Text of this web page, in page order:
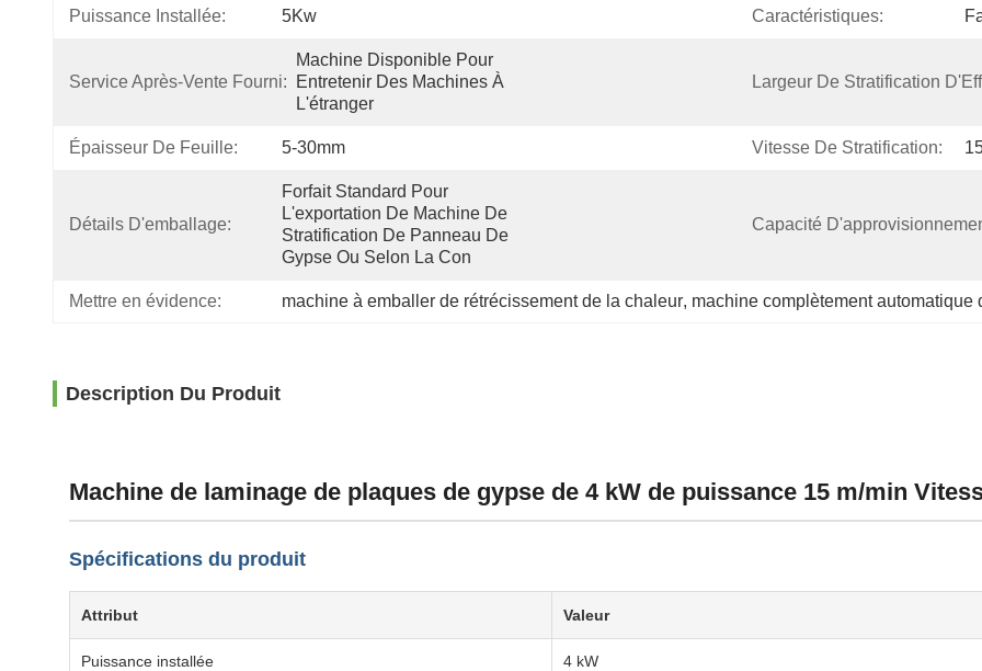
Puissance Installée: 5Kw Caractéristiques:
Service Après-Vente Fourni:
Machine Disponible Pour
Entretenir Des Machines À
L'étranger
Largeur De Stratification
Épaisseur De Feuille: 5-30mm Vitesse De Stratification:
Détails D'emballage:
Forfait Standard Pour
L'exportation De Machine De
Stratification De Panneau De
Gypse Ou Selon La Con
Capacité
Mettre en évidence: machine à emballer de rétrécissement de la chaleur, machine complètement
Description Du Produit
Machine de laminage de plaques de gypse de 4 kW de puissance 15 m/min
Spécifications du produit
Attribut Valeur
Puissance installée 4 kW